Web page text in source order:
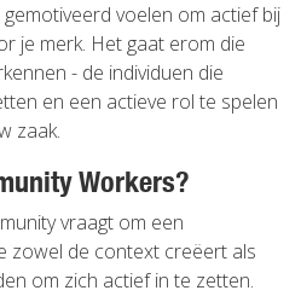
voelen om actief bij
je merk. Het gaat erom die
- de individuen die
en een actieve rol te spelen
zaak.
Workers?
vraagt om een
zowel de context creëert als
om zich actief in te zetten.